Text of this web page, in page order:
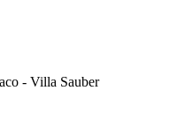
- Villa Sauber